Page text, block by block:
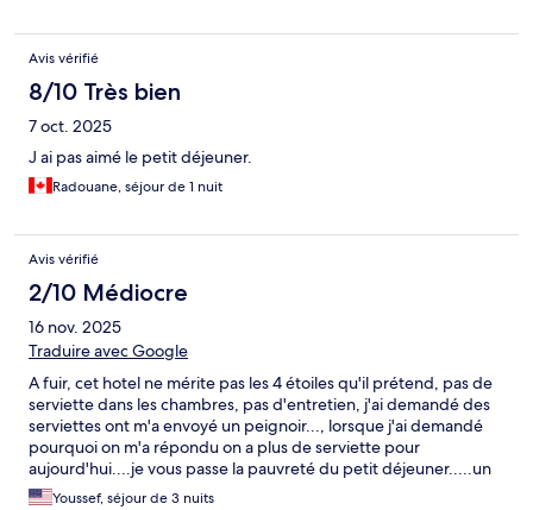
Avis vérifié
8/10 Très bien
7 oct. 2025
J ai pas aimé le petit déjeuner.
Radouane, séjour de 1 nuit
Avis vérifié
2/10 Médiocre
16 nov. 2025
Traduire avec Google
A fuir, cet hotel ne mérite pas les 4 étoiles qu'il prétend, pas de
serviette dans les chambres, pas d'entretien, j'ai demandé des
serviettes ont m'a envoyé un peignoir..., lorsque j'ai demandé
pourquoi on m'a répondu on a plus de serviette pour
aujourd'hui....je vous passe la pauvreté du petit déjeuner.....un
ECHEC TOTAL cet hôtel
Youssef, séjour de 3 nuits